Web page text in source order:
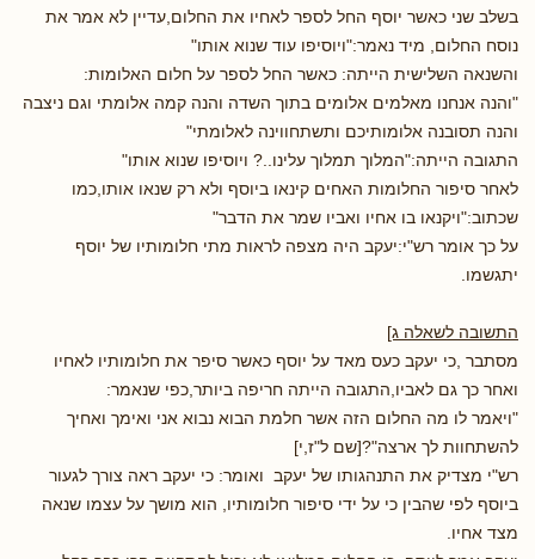
בשלב שני כאשר יוסף החל לספר לאחיו את החלום,עדיין לא אמר את
נוסח החלום, מיד נאמר:"ויוסיפו עוד שנוא אותו"
והשנאה השלישית הייתה: כאשר החל לספר על חלום האלומות:
"והנה אנחנו מאלמים אלומים בתוך השדה והנה קמה אלומתי וגם ניצבה
והנה תסובנה אלומותיכם ותשתחווינה לאלומתי"
התגובה הייתה:"המלוך תמלוך עלינו..? ויוסיפו שנוא אותו"
לאחר סיפור החלומות האחים קינאו ביוסף ולא רק שנאו אותו,כמו
שכתוב:"ויקנאו בו אחיו ואביו שמר את הדבר"
על כך אומר רש"י:יעקב היה מצפה לראות מתי חלומותיו של יוסף
יתגשמו.
התשובה לשאלה ג]
מסתבר ,כי יעקב כעס מאד על יוסף כאשר סיפר את חלומותיו לאחיו
ואחר כך גם לאביו,התגובה הייתה חריפה ביותר,כפי שנאמר:
"ויאמר לו מה החלום הזה אשר חלמת הבוא נבוא אני ואימך ואחיך
להשתחוות לך ארצה"?[שם ל"ז,י]
רש"י מצדיק את התנהגותו של יעקב ואומר: כי יעקב ראה צורך לגעור
ביוסף לפי שהבין כי על ידי סיפור חלומותיו, הוא מושך על עצמו שנאה
מצד אחיו.